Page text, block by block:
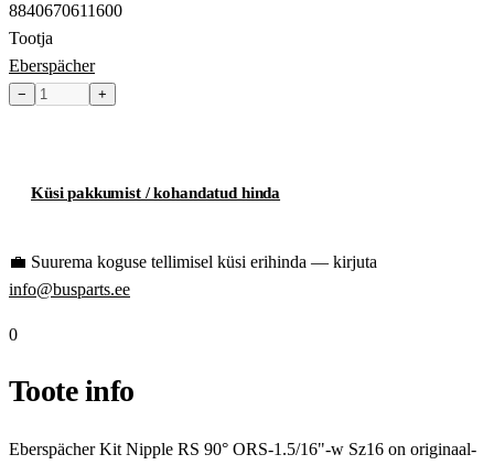
8840670611600
Tootja
Eberspächer
− +
Küsi pakkumist / kohandatud hinda
💼 Suurema koguse tellimisel küsi erihinda — kirjuta
info@busparts.ee
0
Toote info
Eberspächer Kit Nipple RS 90° ORS-1.5/16"-w Sz16 on originaal-